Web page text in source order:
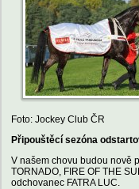
Foto: Jockey Club ČR
Připouštěcí sezóna
V našem chovu budou nově
TORNADO, FIRE OF THE
odchovanec FATRA LUC.